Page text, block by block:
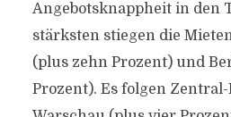
Angebotsknappheit in den
stärksten stiegen die
(plus zehn Prozent) und
Prozent). Es folgen